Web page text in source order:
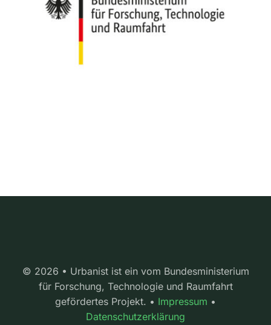
© 2026 • Urbanist ist ein vom Bundesministerium
für Forschung, Technologie und Raumfahrt
gefördertes Projekt. • Impressum •
Datenschutzerklärung